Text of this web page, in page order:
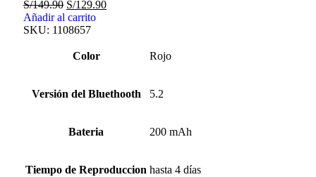
S/149.90 S/129.90
Añadir al carrito
SKU: 1108657
Color Rojo
Versión del Bluethooth 5.2
Bateria 200 mAh
Tiempo de Reproduccion hasta 4 días